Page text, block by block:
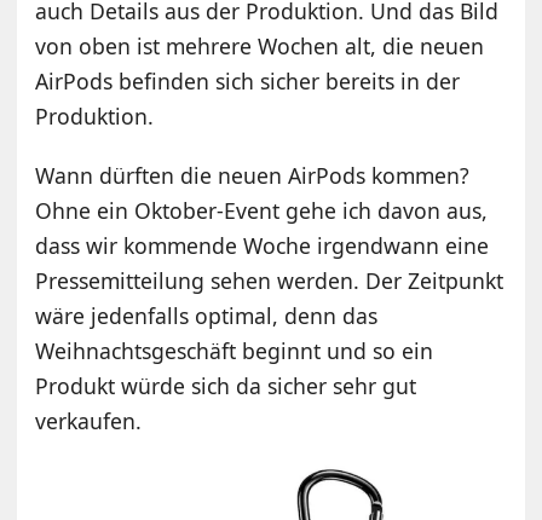
auch Details aus der Produktion. Und das Bild
von oben ist mehrere Wochen alt, die neuen
AirPods befinden sich sicher bereits in der
Produktion.
Wann dürften die neuen AirPods kommen?
Ohne ein Oktober-Event gehe ich davon aus,
dass wir kommende Woche irgendwann eine
Pressemitteilung sehen werden. Der Zeitpunkt
wäre jedenfalls optimal, denn das
Weihnachtsgeschäft beginnt und so ein
Produkt würde sich da sicher sehr gut
verkaufen.